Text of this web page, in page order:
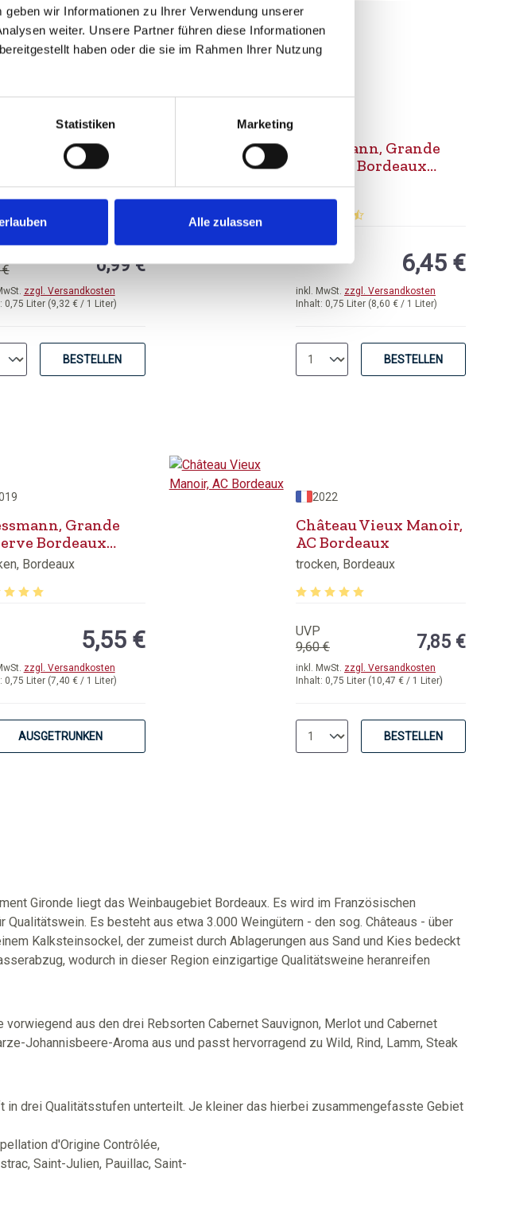
wir Informationen zu Ihrer Verwendung unserer
weiter. Unsere Partner führen diese Informationen
haben oder die sie im Rahmen Ihrer Nutzung
Statistiken Marketing
Alle zulassen
Wine,
Superieur AC
0,75 Liter (9,32 € / 1 Liter)
zzgl. Versandkosten
€
6,99 €
BESTELLEN
Kressmann, Grande
Reserve Bordeaux
Rouge, AC Bordeaux
trocken
Inhalt: 0,75 Liter (8,60 € / 1 Liter)
inkl. MwSt. zzgl. Versandkosten
6,45 €
BESTELLEN
Grande
Bordeaux
AC Bordeaux
Bordeaux
0,75 Liter (7,40 € / 1 Liter)
zzgl. Versandkosten
5,55 €
AUSGETRUNKEN
2022
Château Vieux Manoir,
AC Bordeaux
trocken, Bordeaux
Inhalt: 0,75 Liter (10,47 € / 1 Liter)
inkl. MwSt. zzgl. Versandkosten
UVP
9,60 €
7,85 €
BESTELLEN
Gironde liegt das Weinbaugebiet Bordeaux. Es wird im Französischen
Es besteht aus etwa 3.000 Weingütern - den sog. Châteaus - über
Kalksteinsockel, der zumeist durch Ablagerungen aus Sand und Kies bedeckt
wodurch in dieser Region einzigartige Qualitätsweine heranreifen
aus den drei Rebsorten Cabernet Sauvignon, Merlot und Cabernet
Johannisbeere-Aroma aus und passt hervorragend zu Wild, Rind, Lamm, Steak
drei Qualitätsstufen unterteilt. Je kleiner das hierbei zusammengefasste Gebiet
d'Origine Contrôlée,
Saint-Julien, Pauillac, Saint-